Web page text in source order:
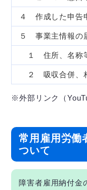
４ 作成した申告
５ 事業主情報の
１ 住所、名称
２ 吸収合併、
※外部リンク（
常用雇用労働
ついて
障害者雇用納付金